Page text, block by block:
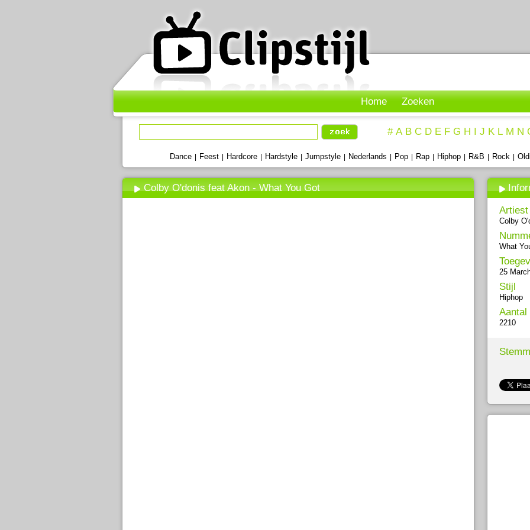
Home Zoeken
# A B C D E F G H I J K L M N
Dance Feest Hardcore Hardstyle Jumpstyle Nederlands Pop Rap Hiphop R&B Rock
Colby O'donis feat Akon - What You Got
Artiest
Colby
What
25
Stijl
Hiphop
Aantal
2210